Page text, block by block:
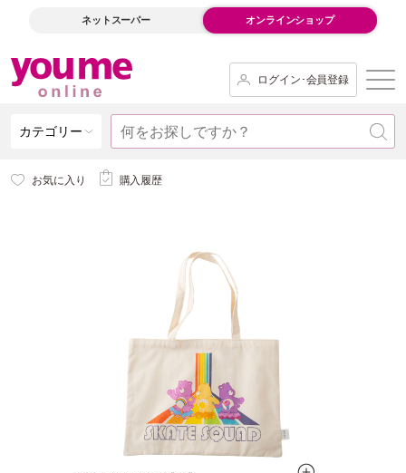
ネットスーパー オンラインショップ
ログイン･会員登録
カテゴリー
お気に入り 購入履歴